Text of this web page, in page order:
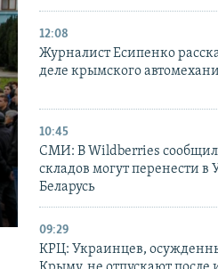
12:08
Журналист Есипенко
деле крымского
10:45
СМИ: В Wildberries
складов могут перенести в
Беларусь
09:29
КРЦ: Украинцев,